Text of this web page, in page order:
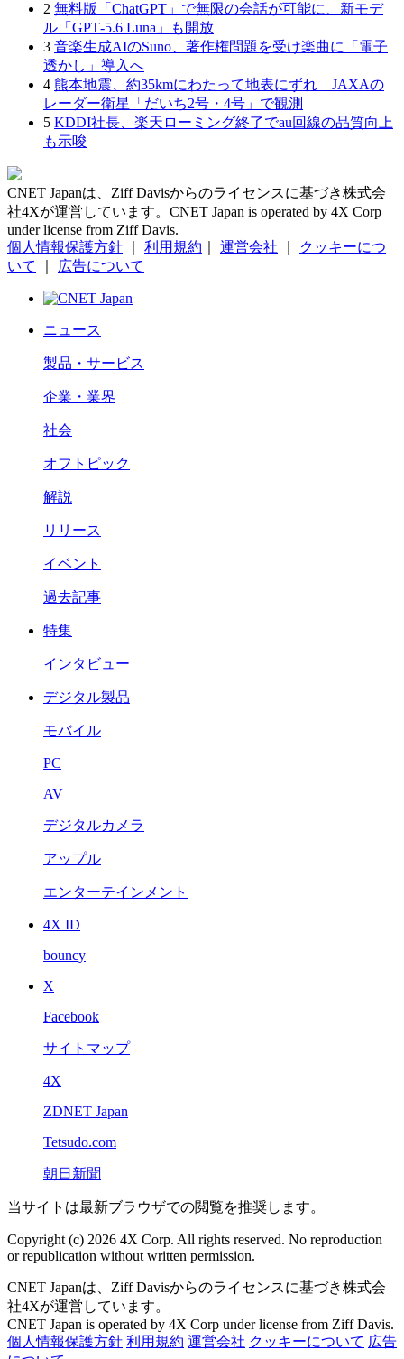
2 無料版「ChatGPT」で無限の会話が可能に、新モデ
ル「GPT‑5.6 Luna」も開放
3 音楽生成AIのSuno、著作権問題を受け楽曲に「電子
透かし」導入へ
4 熊本地震、約35kmにわたって地表にずれ JAXAの
レーダー衛星「だいち2号・4号」で観測
5 KDDI社長、楽天ローミング終了でau回線の品質向上
も示唆
CNET Japanは、Ziff Davisからのライセンスに基づき株式会
社4Xが運営しています。CNET Japan is operated by 4X Corp
under license from Ziff Davis.
個人情報保護方針
利用規約 運営会社
クッキーにつ
いて
広告について
ニュース
製品・サービス
企業・業界
社会
オフトピック
解説
リリース
イベント
過去記事
特集
インタビュー
デジタル製品
モバイル
PC
AV
デジタルカメラ
アップル
エンターテインメント
4X ID
bouncy
X
Facebook
サイトマップ
4X
ZDNET Japan
Tetsudo.com
朝日新聞
当サイトは最新ブラウザでの閲覧を推奨します。
Copyright (c) 2026 4X Corp. All rights reserved. No reproduction
or republication without written permission.
CNET Japanは、Ziff Davisからのライセンスに基づき株式会
社4Xが運営しています。
CNET Japan is operated by 4X Corp under license from Ziff Davis.
個人情報保護方針 利用規約 運営会社 クッキーについて 広告